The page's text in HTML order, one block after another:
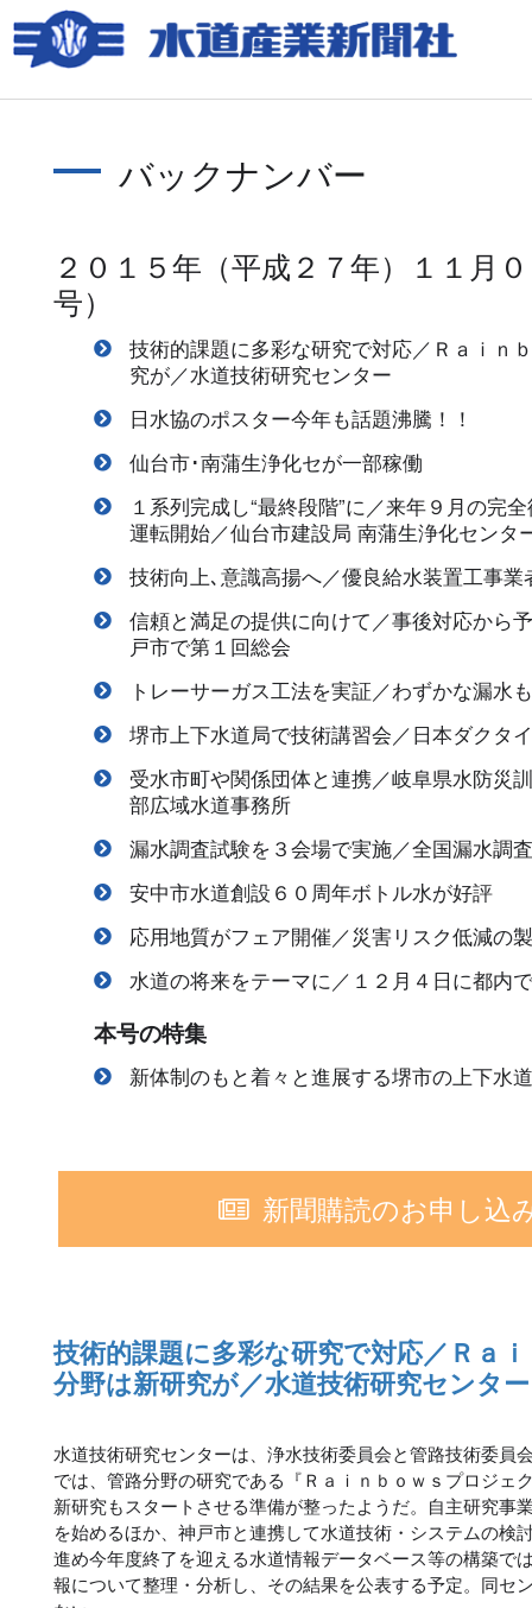
バックナンバー
２０１５年（平成２７年）１１月
号）
技術的課題に多彩な研究で対応／Ｒａｉｎ
究が／水道技術研究センター
日水協のポスター今年も話題沸騰！！
仙台市･南蒲生浄化セが一部稼働
１系列完成し“最終段階”に／来年９月の完
運転開始／仙台市建設局 南蒲生浄化センタ
技術向上､意識高揚へ／優良給水装置工事
信頼と満足の提供に向けて／事後対応から
戸市で第１回総会
トレーサーガス工法を実証／わずかな漏水
堺市上下水道局で技術講習会／日本ダクタ
受水市町や関係団体と連携／岐阜県水防災
部広域水道事務所
漏水調査試験を３会場で実施／全国漏水調
安中市水道創設６０周年ボトル水が好評
応用地質がフェア開催／災害リスク低減の
水道の将来をテーマに／１２月４日に都内
本号の特集
新体制のもと着々と進展する堺市の上下水道
新聞購読のお申し込
技術的課題に多彩な研究で対応／Ｒａ
分野は新研究が／水道技術研究センター
水道技術研究センターは、浄水技術委員会と管路技術委員
では、管路分野の研究である『Ｒａｉｎｂｏｗｓプロジェ
新研究もスタートさせる準備が整ったようだ。自主研究事
を始めるほか、神戸市と連携して水道技術・システムの検
進め今年度終了を迎える水道情報データベース等の構築で
報について整理・分析し、その結果を公表する予定。同セ